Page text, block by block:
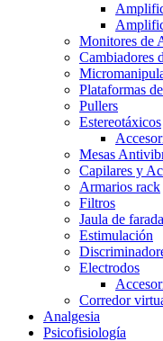
Monitores de
Cambiadores
Plataformas
Pullers
Estereotáxicos
Mesas
Capilares y
Armarios rack
Filtros
Jaula de
Estimulación
Electrodos
Corredor
Analgesia
Psicofisiología